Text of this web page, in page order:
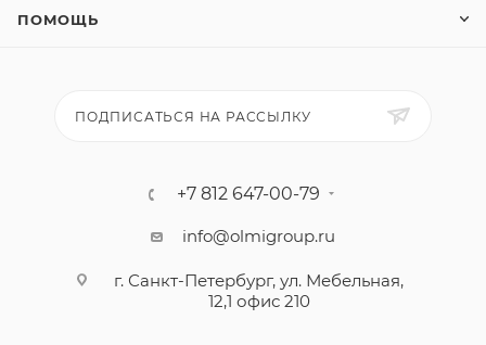
ПОМОЩЬ
ПОДПИСАТЬСЯ НА РАССЫЛКУ
+7 812 647-00-79
info@olmigroup.ru
г. Санкт-Петербург, ул. Мебельная,
12,1 офис 210